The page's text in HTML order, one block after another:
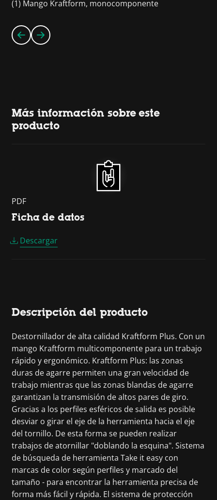
(1) Mango Kraftform, monocomponente
Más información sobre este
producto
PDF
Ficha de datos
Descargar
Descripción del producto
Destornillador de alta calidad Kraftform Plus. Con un
mango Kraftform multicomponente para un trabajo
rápido y ergonómico. Kraftform Plus: las zonas
duras de agarre permiten una gran velocidad de
trabajo mientras que las zonas blandas de agarre
garantizan la transmisión de altos pares de giro.
Gracias a los perfiles esféricos de salida es posible
desviar o girar el eje de la herramienta hacia el eje
del tornillo. De esta forma se pueden realizar
trabajos de atornillar "doblando la esquina". Sistema
de búsqueda de herramienta Take it easy con
marcas de color según perfiles y marcado del
tamaño - para encontrar la herramienta precisa de
forma más fácil y rápida. El sistema de protección